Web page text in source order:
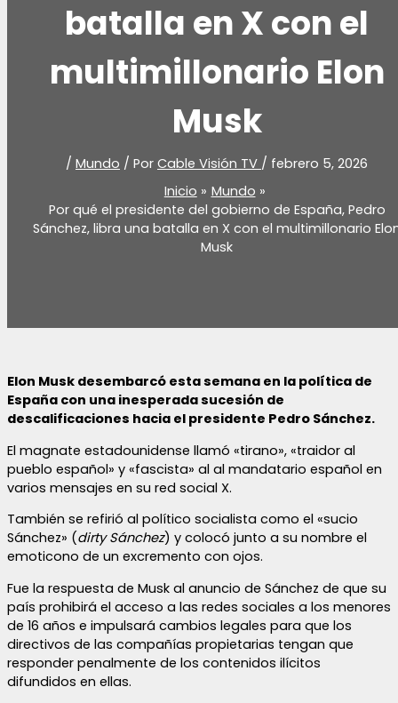
batalla en X con el
multimillonario Elon
Musk
/ Mundo / Por Cable Visión TV / febrero 5, 2026
Inicio
Mundo
Por qué el presidente del gobierno de España, Pedro
Sánchez, libra una batalla en X con el multimillonario
Musk
Elon Musk desembarcó esta semana en la política de
España con una inesperada sucesión de
descalificaciones hacia el presidente Pedro Sánchez.
El magnate estadounidense llamó «tirano», «traidor al
pueblo español» y «fascista» al al mandatario español en
varios mensajes en su red social X.
También se refirió al político socialista como el «sucio
Sánchez» (dirty Sánchez) y colocó junto a su nombre el
emoticono de un excremento con ojos.
Fue la respuesta de Musk al anuncio de Sánchez de que su
país prohibirá el acceso a las redes sociales a los menores
de 16 años e impulsará cambios legales para que los
directivos de las compañías propietarias tengan que
responder penalmente de los contenidos ilícitos
difundidos en ellas.